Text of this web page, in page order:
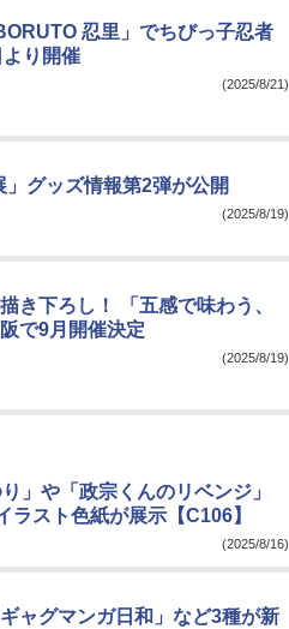
忍里」でちびっ子忍者
り開催
(2025/8/21)
グッズ情報第2弾が公開
(2025/8/19)
き下ろし！ 「五感で味わう、
で9月開催決定
(2025/8/19)
」や「政宗くんのリベンジ」
スト色紙が展示【C106】
(2025/8/16)
ャグマンガ日和」など3種が新